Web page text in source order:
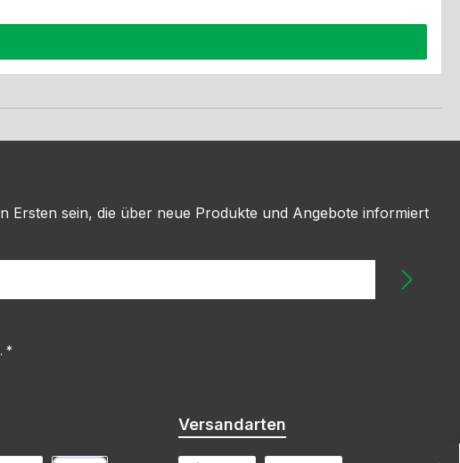
Ersten sein, die über neue Produkte und Angebote informiert
*
Versandarten